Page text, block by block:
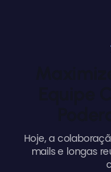
Hoje, a
mails e longas